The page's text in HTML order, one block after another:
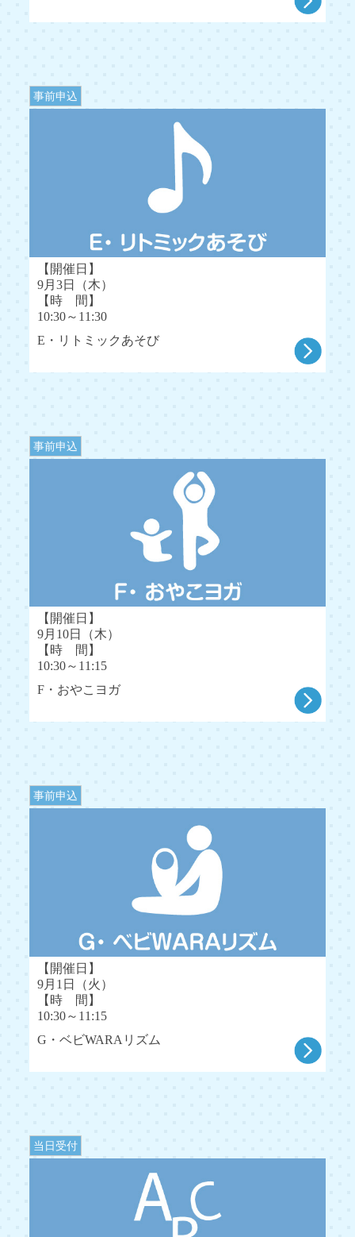
事前申込
【開催日】
9月3日（木）
【時 間】
10:30～11:30
E・リトミックあそび
事前申込
【開催日】
9月10日（木）
【時 間】
10:30～11:15
F・おやこヨガ
事前申込
【開催日】
9月1日（火）
【時 間】
10:30～11:15
G・ベビWARAリズム
当日受付